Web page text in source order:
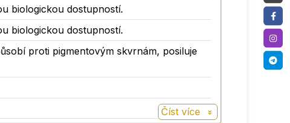
styl.
biologickou dostupností.
biologickou dostupností.
proti pigmentovým skvrnám, posiluje
Číst více